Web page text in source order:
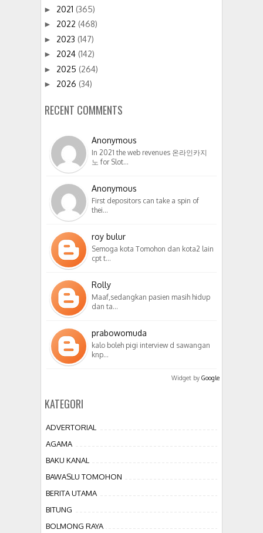
► 2021 (365)
► 2022 (468)
► 2023 (147)
► 2024 (142)
► 2025 (264)
► 2026 (34)
RECENT COMMENTS
Anonymous
In 2021 the web revenues 온라인카지
노 for Slot…
Anonymous
First depositors can take a spin of
thei…
roy bulur
Semoga kota Tomohon dan kota2 lain
cpt t…
Rolly
Maaf,sedangkan pasien masih hidup
dan ta…
prabowomuda
kalo boleh pigi interview d sawangan
knp…
Widget by Google
KATEGORI
ADVERTORIAL
AGAMA
BAKU KANAL
BAWASLU TOMOHON
BERITA UTAMA
BITUNG
BOLMONG RAYA